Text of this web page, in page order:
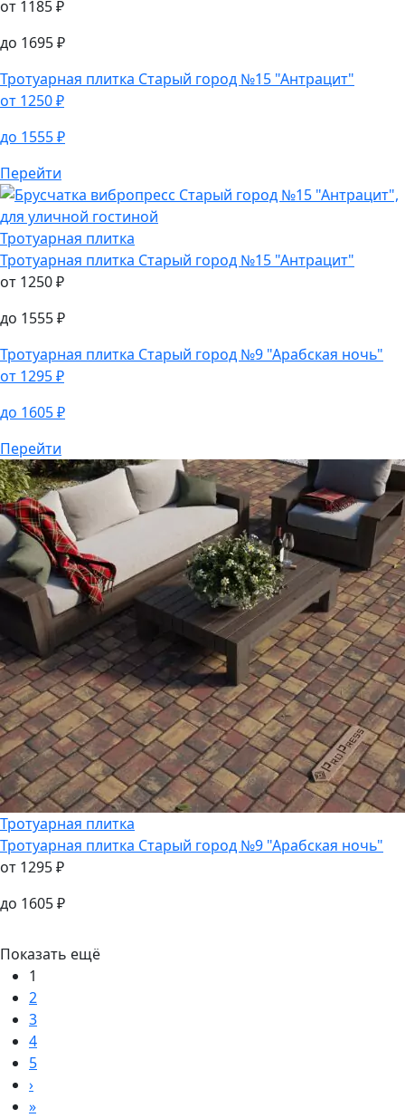
от 1185₽
до 1695₽
Тротуарная плитка Старый город №15 "Антрацит"
от 1250₽
до 1555₽
Перейти
Тротуарная плитка
Тротуарная плитка Старый город №15 "Антрацит"
от 1250₽
до 1555₽
Тротуарная плитка Старый город №9 "Арабская ночь"
от 1295₽
до 1605₽
Перейти
Тротуарная плитка
Тротуарная плитка Старый город №9 "Арабская ночь"
от 1295₽
до 1605₽
Показать ещё
1
2
3
4
5
›
»